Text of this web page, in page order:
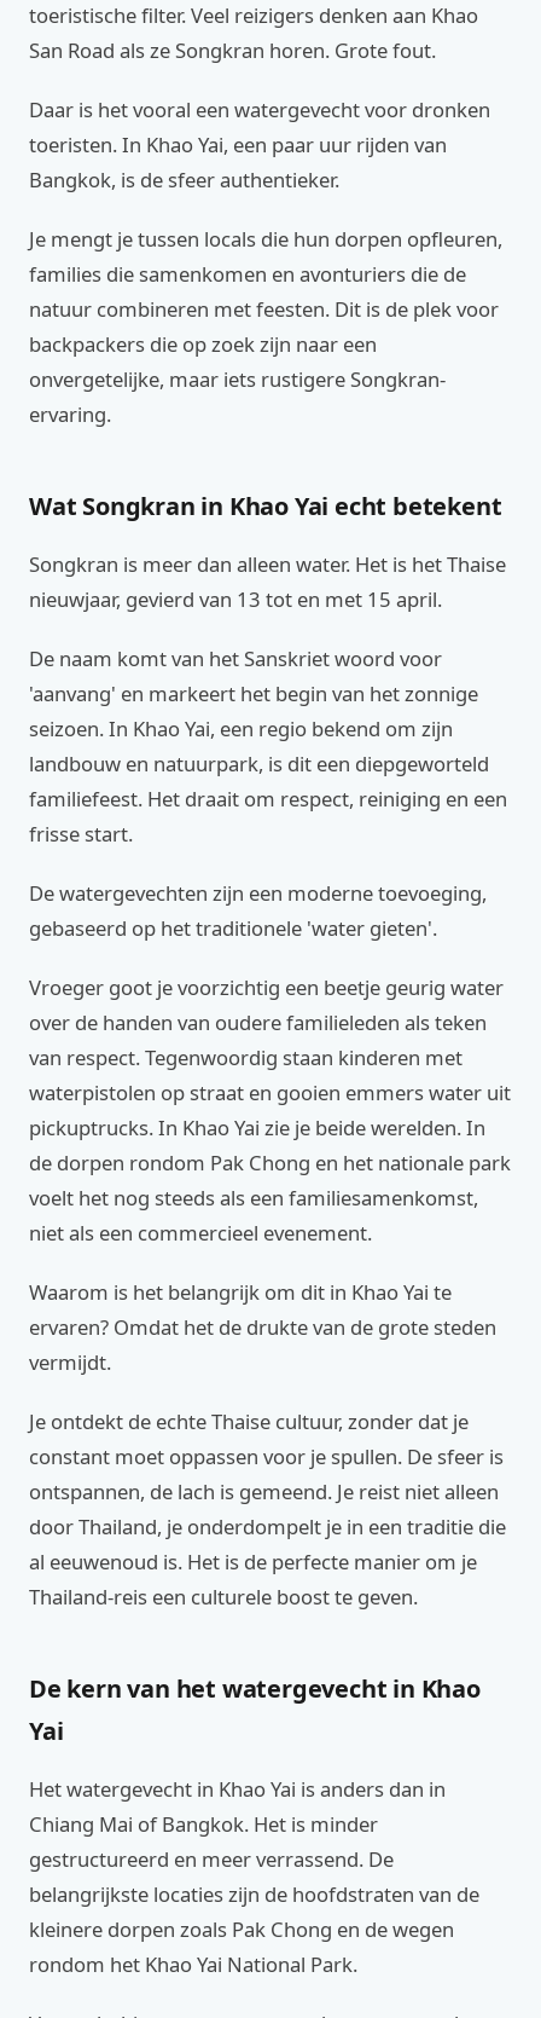
toeristische filter. Veel reizigers denken aan Khao
San Road als ze Songkran horen. Grote fout.
Daar is het vooral een watergevecht voor dronken
toeristen. In Khao Yai, een paar uur rijden van
Bangkok, is de sfeer authentieker.
Je mengt je tussen locals die hun dorpen opfleuren,
families die samenkomen en avonturiers die de
natuur combineren met feesten. Dit is de plek voor
backpackers die op zoek zijn naar een
onvergetelijke, maar iets rustigere Songkran-
ervaring.
Wat Songkran in Khao Yai echt betekent
Songkran is meer dan alleen water. Het is het Thaise
nieuwjaar, gevierd van 13 tot en met 15 april.
De naam komt van het Sanskriet woord voor
'aanvang' en markeert het begin van het zonnige
seizoen. In Khao Yai, een regio bekend om zijn
landbouw en natuurpark, is dit een diepgeworteld
familiefeest. Het draait om respect, reiniging en een
frisse start.
De watergevechten zijn een moderne toevoeging,
gebaseerd op het traditionele 'water gieten'.
Vroeger goot je voorzichtig een beetje geurig water
over de handen van oudere familieleden als teken
van respect. Tegenwoordig staan kinderen met
waterpistolen op straat en gooien emmers water uit
pickuptrucks. In Khao Yai zie je beide werelden. In
de dorpen rondom Pak Chong en het nationale park
voelt het nog steeds als een familiesamenkomst,
niet als een commercieel evenement.
Waarom is het belangrijk om dit in Khao Yai te
ervaren? Omdat het de drukte van de grote steden
vermijdt.
Je ontdekt de echte Thaise cultuur, zonder dat je
constant moet oppassen voor je spullen. De sfeer is
ontspannen, de lach is gemeend. Je reist niet alleen
door Thailand, je onderdompelt je in een traditie die
al eeuwenoud is. Het is de perfecte manier om je
Thailand-reis een culturele boost te geven.
De kern van het watergevecht in Khao
Yai
Het watergevecht in Khao Yai is anders dan in
Chiang Mai of Bangkok. Het is minder
gestructureerd en meer verrassend. De
belangrijkste locaties zijn de hoofdstraten van de
kleinere dorpen zoals Pak Chong en de wegen
rondom het Khao Yai National Park.